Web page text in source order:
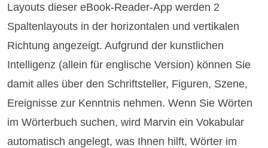
Layouts dieser eBook-Reader-App werden 2
Spaltenlayouts in der horizontalen und vertikalen
Richtung angezeigt. Aufgrund der kunstlichen
Intelligenz (allein für englische Version) können Sie
damit alles über den Schriftsteller, Figuren, Szene,
Ereignisse zur Kenntnis nehmen. Wenn Sie Wörten
im Wörterbuch suchen, wird Marvin ein Vokabular
automatisch angelegt, was Ihnen hilft, Wörter im